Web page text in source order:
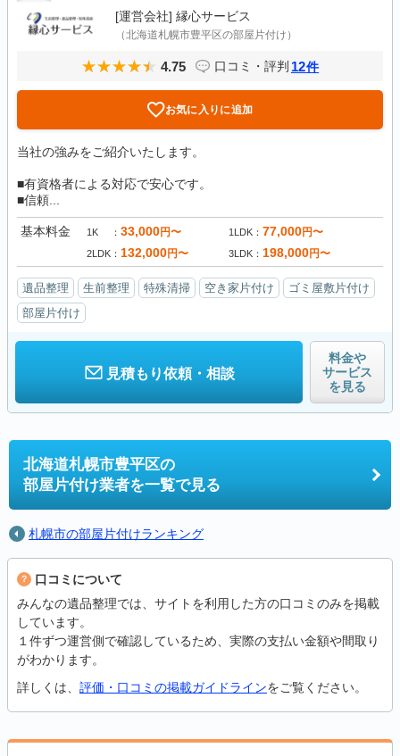
[運営会社] 縁心サービス
（北海道札幌市豊平区の部屋片付け）
4.75 口コミ・評判 12件
お気に入りに追加
当社の強みをご紹介いたします。
■有資格者による対応で安心です。
■信頼...
基本料金 1K 33,000円〜 1LDK 77,000円〜
2LDK 132,000円〜 3LDK 198,000円〜
遺品整理 生前整理 特殊清掃 空き家片付け
ゴミ屋敷片付け
部屋片付け
見積もり依頼・相談
料金や
サービス
を見る
北海道札幌市豊平区の
部屋片付け業者を一覧で見る
札幌市の部屋片付けランキング
口コミについて
みんなの遺品整理では、サイトを利用した方の口コミのみを掲載
しています。
１件ずつ運営側で確認しているため、実際の支払い金額や間取り
がわかります。
詳しくは、 評価・口コミの掲載ガイドラインをご覧ください。